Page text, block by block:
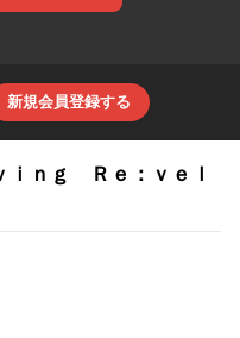
新規会員登録する
ｎｇ Ｒｅ：ｖｅｌ